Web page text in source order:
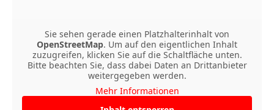
Sie sehen gerade einen Platzhalterinhalt von
OpenStreetMap. Um auf den eigentlichen Inhalt
zuzugreifen, klicken Sie auf die Schaltfläche unten.
Bitte beachten Sie, dass dabei Daten an Drittanbieter
weitergegeben werden.
Mehr Informationen